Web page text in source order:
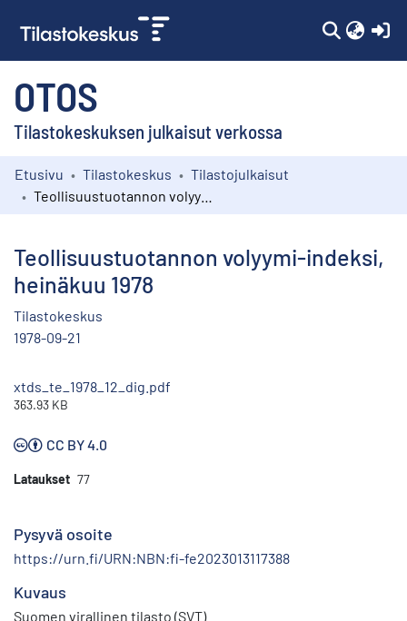
OTOS
Tilastokeskuksen julkaisut verkossa
Kokoelmat
Etusivu Tilastokeskus
Tilastojulkaisut
Teollisuustuotannon volyymi-indeksi,
heinäkuu 1978
Tilastokeskus
1978-09-21
xtds_te_1978_12_dig.pdf
363.93 KB
CC BY 4.0
Lataukset 77
Pysyvä osoite
https://urn.fi/URN:NBN:fi-fe2023013117388
Kuvaus
Suomen virallinen tilasto (SVT)